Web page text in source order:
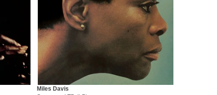
Miles Davis